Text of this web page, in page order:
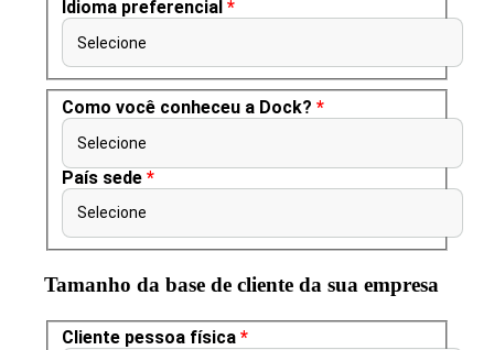
Idioma preferencial *
Selecione
Como você conheceu a Dock? *
Selecione
País sede *
Selecione
Tamanho da base de cliente da sua empresa
Cliente pessoa física *